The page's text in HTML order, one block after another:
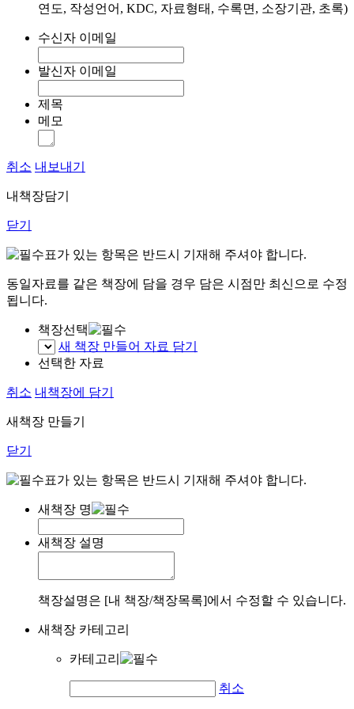
연도, 작성언어, KDC, 자료형태, 수록면, 소장기관, 초록)
수신자 이메일
발신자 이메일
제목
메모
취소 내보내기
내책장담기
닫기
표가 있는 항목은 반드시 기재해 주셔야 합니다.
동일자료를 같은 책장에 담을 경우 담은 시점만 최신으로 수정
됩니다.
책장선택
새 책장 만들어 자료 담기
선택한 자료
취소 내책장에 담기
새책장 만들기
닫기
표가 있는 항목은 반드시 기재해 주셔야 합니다.
새책장 명
새책장 설명
책장설명은 [내 책장/책장목록]에서 수정할 수 있습니다.
새책장 카테고리
카테고리
취소